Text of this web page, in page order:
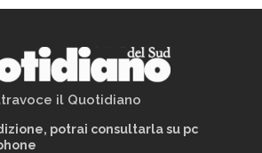
il Quotidiano
potrai consultarla su pc